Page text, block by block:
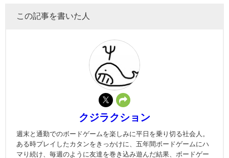
この記事を書いた人
クジラクション
週末と通勤でのボードゲームを楽しみに平日を乗り切る社会人。
ある時プレイしたカタンをきっかけに、五年間ボードゲームにハ
マり続け、毎週のように友達を巻き込み遊んだ結果、ボードゲー